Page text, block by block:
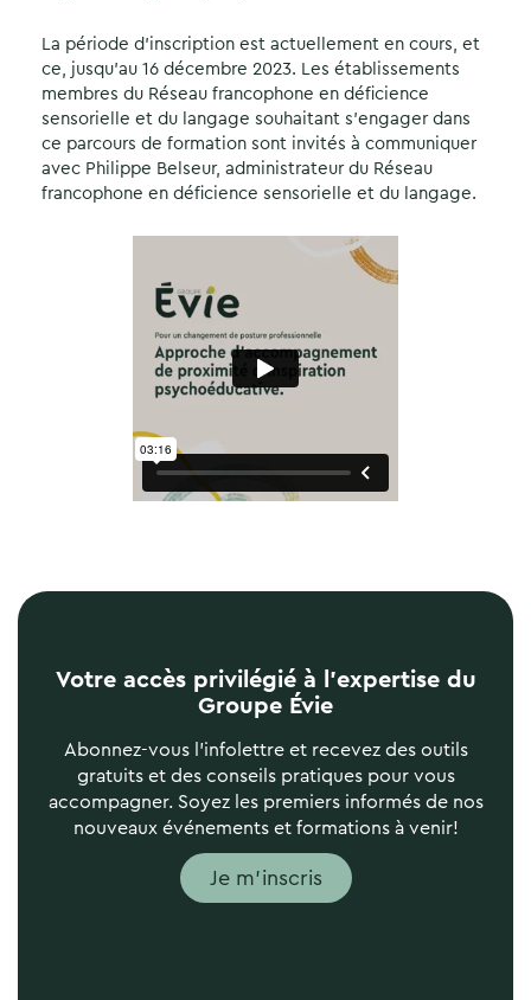
La période d’inscription est actuellement en cours, et
ce, jusqu’au 16 décembre 2023. Les établissements
membres du Réseau francophone en déficience
sensorielle et du langage souhaitant s’engager dans
ce parcours de formation sont invités à communiquer
avec Philippe Belseur, administrateur du Réseau
francophone en déficience sensorielle et du langage.
Votre accès privilégié à l’expertise du
Groupe Évie
Abonnez-vous l’infolettre et recevez des outils
gratuits et des conseils pratiques pour vous
accompagner. Soyez les premiers informés de nos
nouveaux événements et formations à venir!
Je m'inscris